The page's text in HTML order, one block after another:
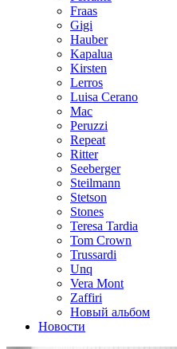
Fraas
Gigi
Hauber
Kapalua
Kirsten
Lerros
Luisa Cerano
Mac
Peruzzi
Repeat
Ritter
Seeberger
Steilmann
Stetson
Stones
Teresa Tardia
Tom Crown
Trussardi
Unq
Vera Mont
Zaffiri
Новый альбом
Новости